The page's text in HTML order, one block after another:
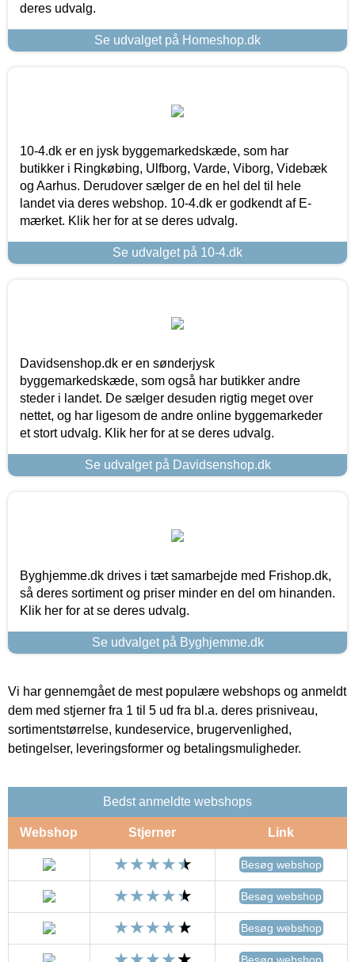
deres udvalg.
Se udvalget på Homeshop.dk
10-4.dk er en jysk byggemarkedskæde, som har
butikker i Ringkøbing, Ulfborg, Varde, Viborg, Videbæk
og Aarhus. Derudover sælger de en hel del til hele
landet via deres webshop. 10-4.dk er godkendt af E-
mærket. Klik her for at se deres udvalg.
Se udvalget på 10-4.dk
Davidsenshop.dk er en sønderjysk
byggemarkedskæde, som også har butikker andre
steder i landet. De sælger desuden rigtig meget over
nettet, og har ligesom de andre online byggemarkeder
et stort udvalg. Klik her for at se deres udvalg.
Se udvalget på Davidsenshop.dk
Byghjemme.dk drives i tæt samarbejde med Frishop.dk,
så deres sortiment og priser minder en del om hinanden.
Klik her for at se deres udvalg.
Se udvalget på Byghjemme.dk
Vi har gennemgået de mest populære webshops og anmeldt
dem med stjerner fra 1 til 5 ud fra bl.a. deres prisniveau,
sortimentstørrelse, kundeservice, brugervenlighed,
betingelser, leveringsformer og betalingsmuligheder.
Bedst anmeldte webshops
Webshop Stjerner Link
Besøg webshop
Besøg webshop
Besøg webshop